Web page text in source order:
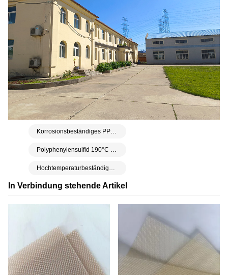
In Verbindung stehende Artikel
Korrosionsbeständiges PPS-Gewebe
Polyphenylensulfid 190°C PPS Mesh 20T 350 Mikron
Hochtemperaturbeständiges Polyphenylensulfid-PPS-Gewebe